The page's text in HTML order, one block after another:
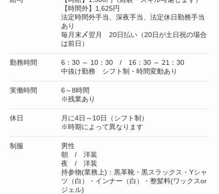
【時間外】1,625円
法定時間外手当、深夜手当、法定休日勤務手当
あり
毎月末〆翌月 20日払い（20日が土日祝の場合
は前日）
勤務時間
6：30 ～ 10：30 / 16：30 ～ 21：30
中抜け勤務 シフト制・時間変動あり
実働時間
6～8時間
※残業あり
休日
月に4日～10日（シフト制）
※時期によって異なります
制服
男性
朝 / 洋装
夜 / 洋装
持参物(業務上)：黒革靴・黒スラックス・Yシャ
ツ（白）・インナー（白）・整髪料(ワックスor
ジェル)